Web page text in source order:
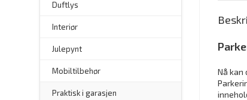
Nå kan
Duftlys
Interiør
Julepynt
Mobiltilbehør
Praktisk i garasjen